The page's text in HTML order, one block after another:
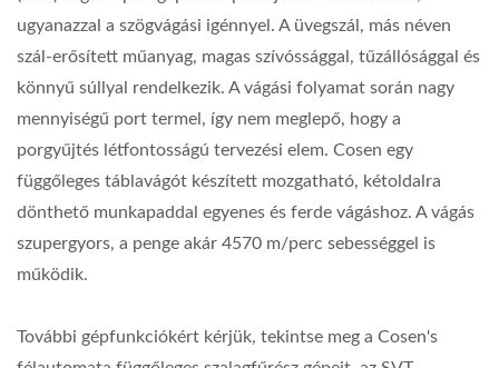
ugyanazzal a szögvágási igénnyel. A üvegszál, más néven
szál-erősített műanyag, magas szívóssággal, tűzállósággal és
könnyű súllyal rendelkezik. A vágási folyamat során nagy
mennyiségű port termel, így nem meglepő, hogy a
porgyűjtés létfontosságú tervezési elem. Cosen egy
függőleges táblavágót készített mozgatható, kétoldalra
dönthető munkapaddal egyenes és ferde vágáshoz. A vágás
szupergyors, a penge akár 4570 m/perc sebességgel is
működik.
További gépfunkciókért kérjük, tekintse meg a Cosen's